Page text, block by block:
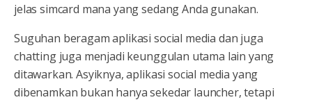
jelas simcard mana yang sedang Anda gunakan.
Suguhan beragam aplikasi social media dan juga
chatting juga menjadi keunggulan utama lain yang
ditawarkan. Asyiknya, aplikasi social media yang
dibenamkan bukan hanya sekedar launcher, tetapi